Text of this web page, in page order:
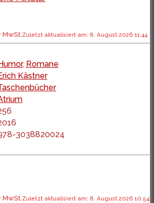
Zuletzt aktualisiert am: 8. August 2026 11:44
, Romane
Kästner
3038820024
Zuletzt aktualisiert am: 8. August 2026 10:54